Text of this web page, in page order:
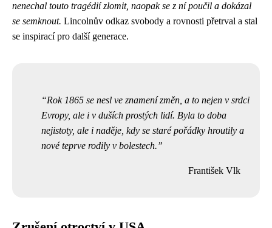
nenechal touto tragédií zlomit, naopak se z ní poučil a dokázal
se semknout. Lincolnův odkaz svobody a rovnosti přetrval a stal
se inspirací pro další generace.
Rok 1865 se nesl ve znamení změn, a to nejen v srdci
Evropy, ale i v duších prostých lidí. Byla to doba
nejistoty, ale i naděje, kdy se staré pořádky hroutily a
nové teprve rodily v bolestech.
František Vlk